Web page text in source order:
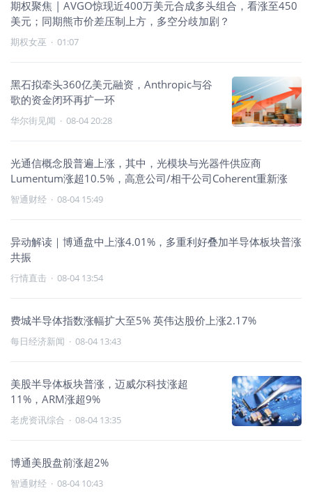
期权聚焦 | AVGO惊现近400万美元合成多头组合，看涨至450
美元；同期熊市价差压制上方，多空分歧加剧？
期权女巫 · 01:07
黑石拟牵头360亿美元融资，Anthropic与谷
歌的资金闭环再扩一环
华尔街见闻 · 08-04 20:28
光通信概念股普遍上涨，其中，光模块与光器件供应商
Lumentum涨超10.5%，高意公司/相干公司Coherent重新涨
智通财经 · 08-04 15:49
异动解读｜博通盘中上涨4.01%，多重利好叠加半导体板块普涨
共振
行情直击 · 08-04 13:54
费城半导体指数涨幅扩大至5% 英伟达股价上涨2.17%
每日经济新闻 · 08-04 13:43
美股半导体板块普涨，迈威尔科技涨超
11%，ARM涨超9%
老虎资讯综合 · 08-04 13:35
博通美股盘前涨超2%
智通财经 · 08-04 10:43